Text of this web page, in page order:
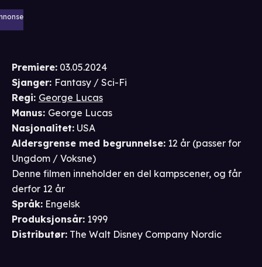
Premiere: 03.05.2024
Sjanger: Fantasy / Sci-Fi
Regi: George Lucas
Manus: George Lucas
Nasjonalitet: USA
Aldersgrense med begrunnelse: 12 år (passer for
Ungdom / Voksne)
Denne filmen inneholder en del kampscener, og får
derfor 12 år
Språk: Engelsk
Produksjonsår: 1999
Distributør: The Walt Disney Company Nordic